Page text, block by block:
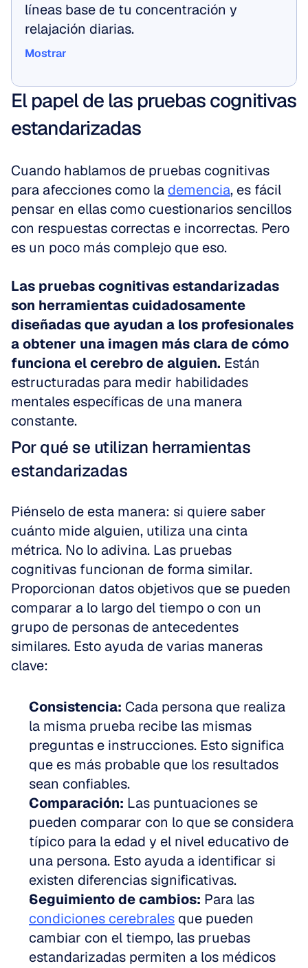
líneas base de tu concentración y
relajación diarias.
Mostrar
El papel de las pruebas cognitivas
estandarizadas
Cuando hablamos de pruebas cognitivas
para afecciones como la demencia, es fácil
pensar en ellas como cuestionarios sencillos
con respuestas correctas e incorrectas. Pero
es un poco más complejo que eso.
Las pruebas cognitivas estandarizadas
son herramientas cuidadosamente
diseñadas que ayudan a los profesionales
a obtener una imagen más clara de cómo
funciona el cerebro de alguien. Están
estructuradas para medir habilidades
mentales específicas de una manera
constante.
Por qué se utilizan herramientas
estandarizadas
Piénselo de esta manera: si quiere saber
cuánto mide alguien, utiliza una cinta
métrica. No lo adivina. Las pruebas
cognitivas funcionan de forma similar.
Proporcionan datos objetivos que se pueden
comparar a lo largo del tiempo o con un
grupo de personas de antecedentes
similares. Esto ayuda de varias maneras
clave:
Consistencia: Cada persona que realiza
la misma prueba recibe las mismas
preguntas e instrucciones. Esto significa
que es más probable que los resultados
sean confiables.
Comparación: Las puntuaciones se
pueden comparar con lo que se considera
típico para la edad y el nivel educativo de
una persona. Esto ayuda a identificar si
existen diferencias significativas.
Seguimiento de cambios:
condiciones cerebrales que pueden
cambiar con el tiempo, las pruebas
estandarizadas permiten a los médicos